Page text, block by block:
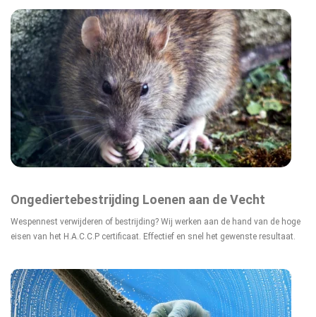
Ongediertebestrijding Loenen aan de Vecht
Wespennest verwijderen of bestrijding? Wij werken aan de hand van de hoge
eisen van het H.A.C.C.P certificaat. Effectief en snel het gewenste resultaat.